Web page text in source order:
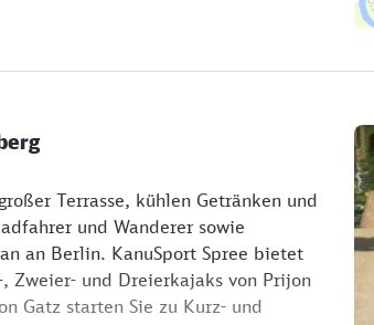
Terrasse, kühlen Getränken und
und Wanderer sowie
an Berlin. KanuSport Spree bietet
Zweier- und Dreierkajaks von Prijon
Gatz starten Sie zu Kurz- und